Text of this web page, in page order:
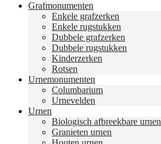
Grafmonumenten
Enkele grafzerken
Enkele rugstukken
Dubbele grafzerken
Dubbele rugstukken
Kinderzerken
Rotsen
Urnemonumenten
Columbarium
Urnevelden
Urnen
Biologisch afbreekbare urnen
Granieten urnen